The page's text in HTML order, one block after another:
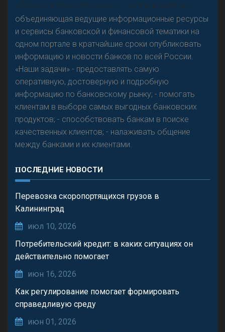
«Н
овости Банков России» – группа компаний,
объединяющая ведущие информационные ресурсы
и сервисы банковской и финансовой тематики на
одном портале в кратчайшие сроки опубликовать
информацию и новости банков по всей России.
«Наши задачи» - предоставлять самую
оперативную, достоверную и подробную
информацию по банковскому рынку; - помогать
клиентам в выборе самых выгодных банковских
продуктов; - способствовать банкам в поиске
качественных клиентов; - налаживать общение
между банками и их клиентами.
ПОСЛЕДНИЕ НОВОСТИ
Перевозка скоропортящихся грузов в
Калининград
июл 10, 2026
Потребительский кредит: в каких ситуациях он
действительно помогает
июн 16, 2026
Как регулирование помогает формировать
справедливую среду
июн 01, 2026